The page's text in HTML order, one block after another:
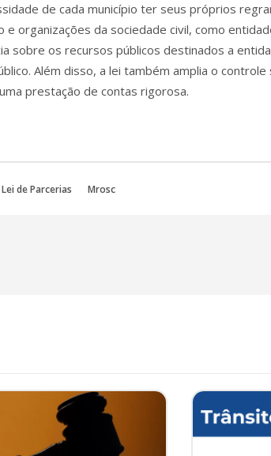
de cada município ter seus próprios
organizações da sociedade civil, como
sobre os recursos públicos destinados a
Além disso, a lei também amplia o
prestação de contas rigorosa.
Lei de Parcerias Mrosc